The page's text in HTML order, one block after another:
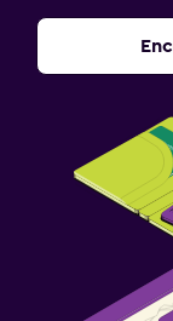
Piscina privada
Terraço/pátio
Cadeiras de praia
Lavandaria